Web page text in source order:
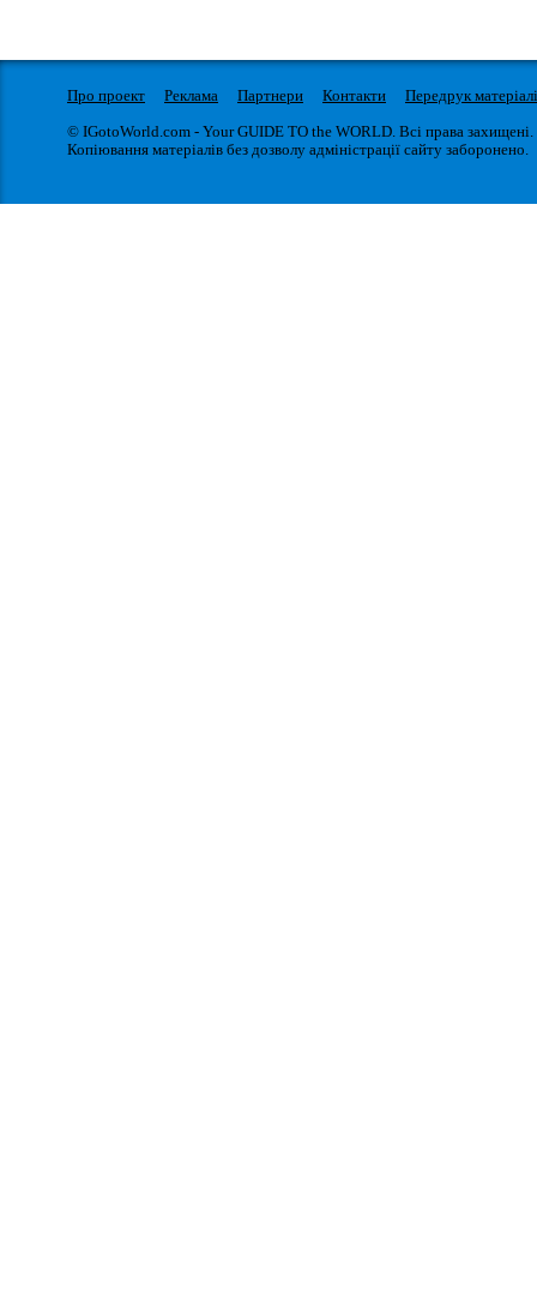
Про проект Реклама Партнери Контакти
Передрук
© IGotoWorld.com - Your GUIDE TO the WORLD. Всі права захищені.
Копіювання матеріалів без дозволу адміністрації сайту заборонено.